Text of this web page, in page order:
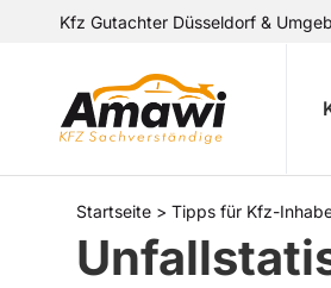
Kfz Gutachter Düsseldorf &
Startseite > Tipps für Kfz-